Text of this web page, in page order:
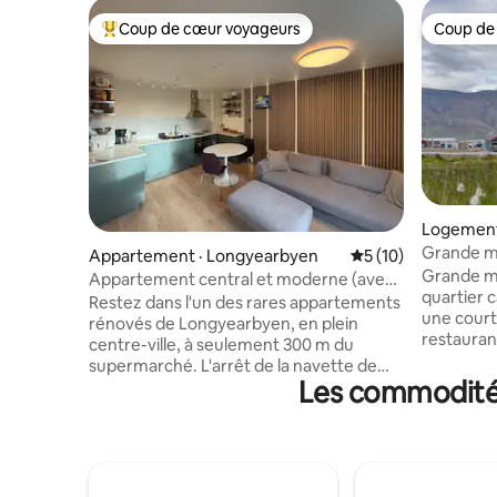
Coup de cœur voyageurs parmi les plus aimés
Coup de cœur voyageurs
Appartement · Longyearbyen Note moyenne de
5 (10)
Appartement central et moderne (avec
eau potable)
Restez dans l'un des rares appartements
rénovés de Longyearbyen, en plein
centre-ville, à seulement 300 m du
supermarché. L'arrêt de la navette de
l'aéroport est à seulement 150 m.
Lumineux et moderne, il dispose d'une
Coup
Coup
Grande
bains,
Grande
quartier
une
lits
Les